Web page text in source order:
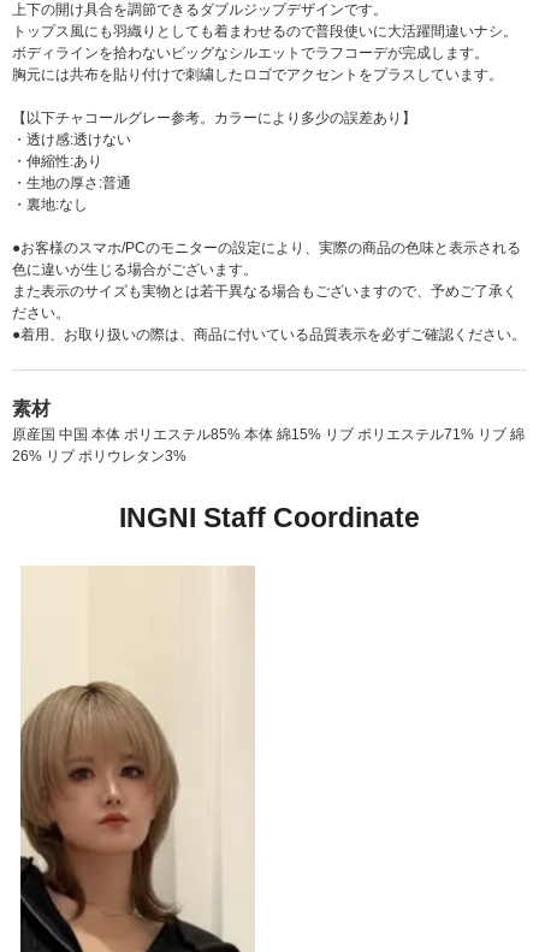
上下の開け具合を調節できるダブルジップデザインです。
トップス風にも羽織りとしても着まわせるので普段使いに大活躍間違いナシ。
ボディラインを拾わないビッグなシルエットでラフコーデが完成します。
胸元には共布を貼り付けで刺繍したロゴでアクセントをプラスしています。
【以下チャコールグレー参考。カラーにより多少の誤差あり】
・透け感:透けない
・伸縮性:あり
・生地の厚さ:普通
・裏地:なし
●お客様のスマホ/PCのモニターの設定により、実際の商品の色味と表示される
色に違いが生じる場合がございます。
また表示のサイズも実物とは若干異なる場合もございますので、予めご了承く
ださい。
●着用、お取り扱いの際は、商品に付いている品質表示を必ずご確認ください。
素材
原産国 中国 本体 ポリエステル85% 本体 綿15% リブ ポリエステル71% リブ 綿
26% リブ ポリウレタン3%
INGNI Staff Coordinate